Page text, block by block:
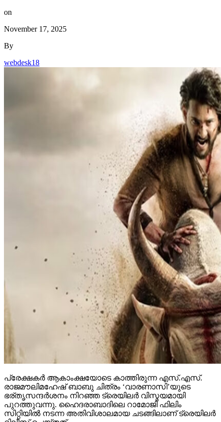
on
November 17, 2025
By
webdesk18
പ്രേക്ഷകര്‍ ആകാംക്ഷയോടെ കാത്തിരുന്ന എസ്.എസ്.
രാജമൗലിമഹേഷ് ബാബു ചിത്രം ‘വാരണാസി’യുടെ
ഭര്തൃസന്ദര്‍ശനം നിറഞ്ഞ ട്രെയിലര്‍ വിസ്മയമായി
പുറത്തുവന്നു. ഹൈദരാബാദിലെ റാമോജി ഫിലിം
സിറ്റിയില്‍ നടന്ന അതിവിശാലമായ ചടങ്ങിലാണ് ട്രെയിലര്‍